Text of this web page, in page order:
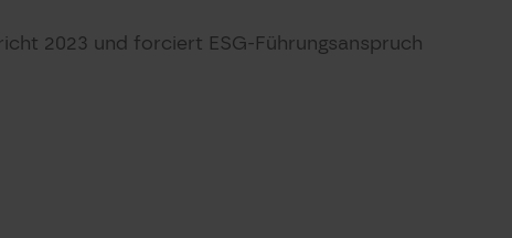
2023 und forciert ESG-Führungsanspruch